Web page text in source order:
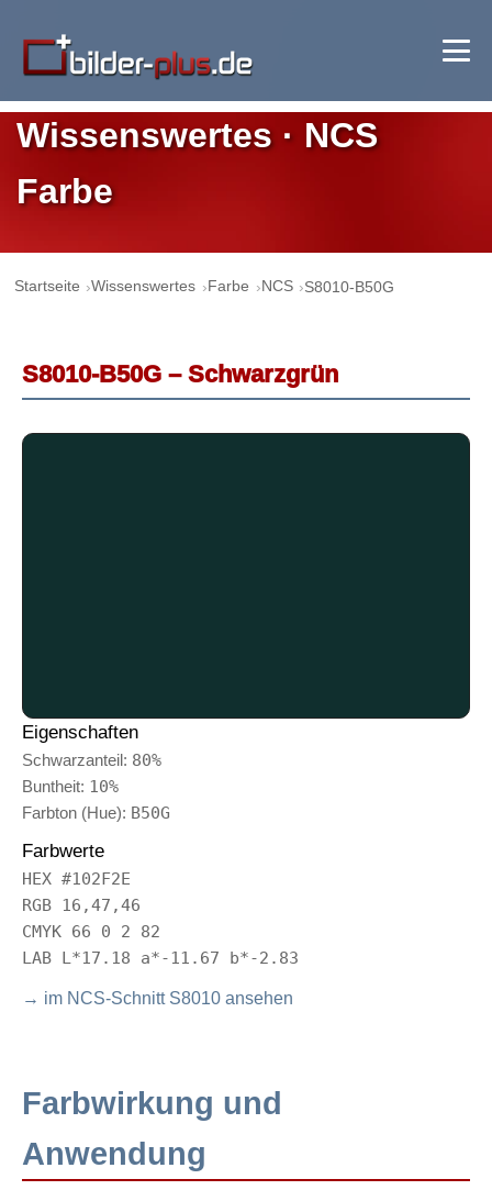
Wissenswertes · NCS
Farbe
Startseite Wissenswertes Farbe NCS S8010-B50G
S8010-B50G – Schwarzgrün
Eigenschaften
Schwarzanteil: 80%
Buntheit: 10%
Farbton (Hue): B50G
Farbwerte
HEX #102F2E
RGB 16,47,46
CMYK 66 0 2 82
LAB L*17.18 a*-11.67 b*-2.83
→ im NCS-Schnitt S8010 ansehen
Farbwirkung und
Anwendung